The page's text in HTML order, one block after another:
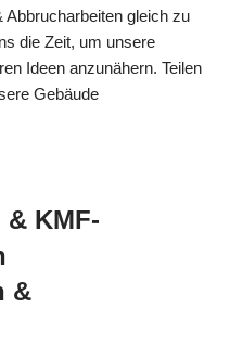
Abbrucharbeiten gleich zu
die Zeit, um unsere
Ideen anzunähern. Teilen
Gebäude
KMF-
&